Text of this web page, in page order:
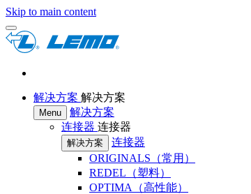
Skip to main content
解决方案 解决方案
Menu
解决方案
连接器 连接器
解决方案
连接器
ORIGINALS（常用）
REDEL（塑料）
OPTIMA（高性能）